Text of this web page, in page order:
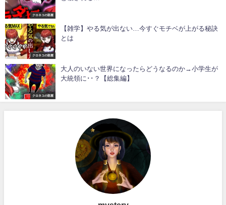
クロネコの部屋
クロネコの部屋
【雑学】やる気が出ない…今すぐモチベが上がる秘訣
とは
クロネコの部屋
大人のいない世界になったらどうなるのか→小学生が
大統領に･･？【総集編】